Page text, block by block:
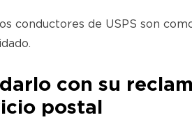
conductores de USPS son
con su
postal